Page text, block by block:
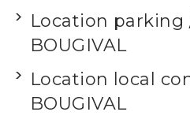
Location parking
BOUGIVAL
Location local
BOUGIVAL